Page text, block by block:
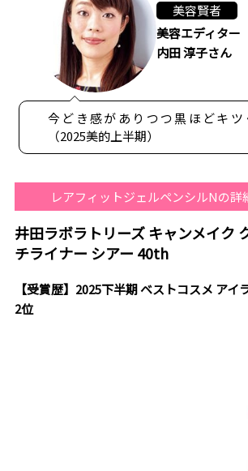
美容賢者
美容エディター
内田 淳子さん
今どき感がありつつ黒ほどキツ
（2025美的上半期）
レアフィットジェルペンシルNの詳
井田ラボラトリーズ キャンメイク
チライナー シアー 40th
【受賞歴】2025下半期 ベストコスメ ア
2位